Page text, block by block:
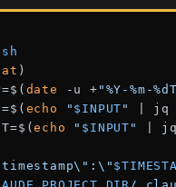
)
date -u + "%Y-%m-
echo " $INPUT " | jq
echo " $INPUT " |